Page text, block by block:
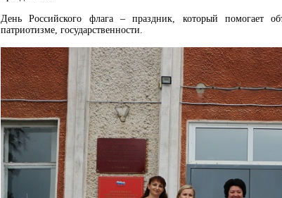
День Российского флага – праздник, который помогает
патриотизме, государственности.